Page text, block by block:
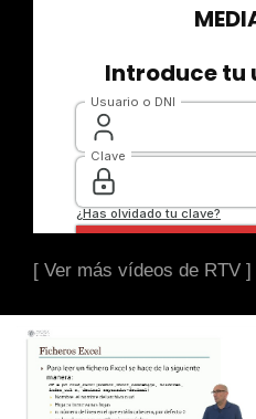
[ Ver más vídeos de RTV ]